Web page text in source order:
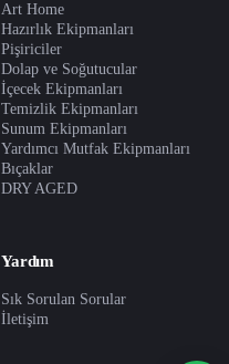
Art Home
Hazırlık Ekipmanları
Pişiriciler
Dolap ve Soğutucular
İçecek Ekipmanları
Temizlik Ekipmanları
Sunum Ekipmanları
Yardımcı Mutfak Ekipmanları
Bıçaklar
DRY AGED
Yardım
Sık Sorulan Sorular
İletişim